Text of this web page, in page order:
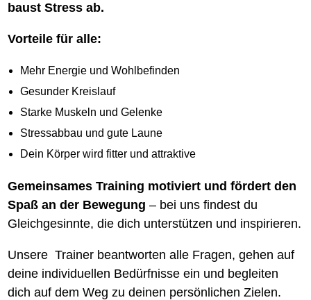
baust Stress ab.
Vorteile für alle:
Mehr Energie und Wohlbefinden
Gesunder Kreislauf
Starke Muskeln und Gelenke
Stressabbau und gute Laune
Dein Körper wird fitter und attraktive
Gemeinsames Training motiviert und fördert den
Spaß an der Bewegung – bei uns findest du
Gleichgesinnte, die dich unterstützen und inspirieren.
Unsere Trainer beantworten alle Fragen, gehen auf
deine individuellen Bedürfnisse ein und begleiten
dich auf dem Weg zu deinen persönlichen Zielen.